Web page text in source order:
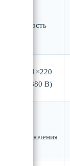
Мощность
Фаза (1×220
В / 3×380 В)
переключения